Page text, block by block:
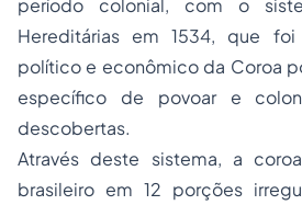
período colonial, com o
Hereditárias em 1534, que
político e econômico da Coroa
específico de povoar e
descobertas.
Através deste sistema, a
brasileiro em 12 porções